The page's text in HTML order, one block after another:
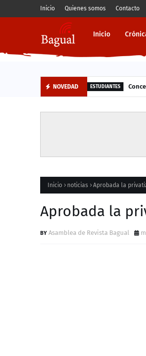
Inicio Quienes somos Contacto
Inicio
NOVEDAD ESTUDIANTES
Inicio noticias Aprobada la
Aprobada la
Asamblea de Revista Bagual